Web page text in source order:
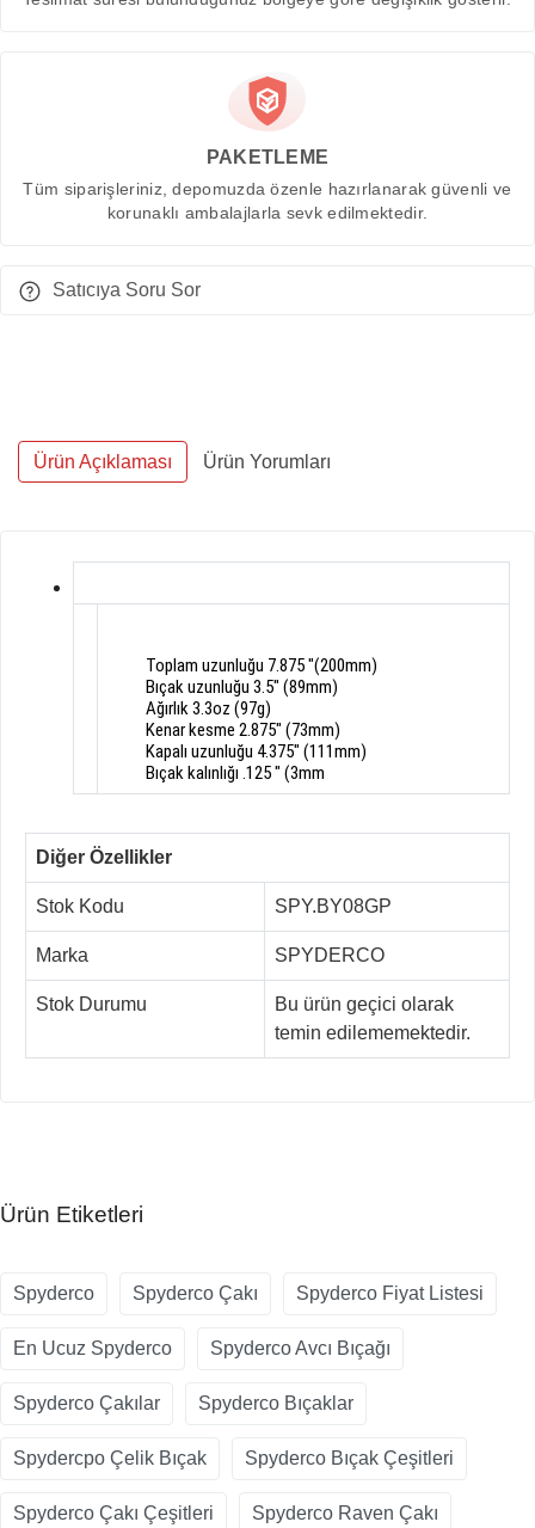
PAKETLEME
Tüm siparişleriniz, depomuzda özenle hazırlanarak güvenli ve
korunaklı ambalajlarla sevk edilmektedir.
Satıcıya Soru Sor
Ürün Açıklaması Ürün Yorumları
Toplam uzunluğu 7.875"(200mm)
Bıçakuzunluğu 3.5" (89mm)
Ağırlık3.3oz (97g)
Kenar kesme 2.875" (73mm)
Kapalı uzunluğu 4.375" (111mm)
Bıçak kalınlığı .125" (3mm
Diğer Özellikler
Stok Kodu SPY.BY08GP
Marka SPYDERCO
Stok Durumu
Bu ürün geçici olarak
temin edilememektedir.
Ürün Etiketleri
Spyderco Spyderco Çakı Spyderco Fiyat Listesi
En Ucuz Spyderco Spyderco Avcı Bıçağı
Spyderco Çakılar Spyderco Bıçaklar
Spydercpo Çelik Bıçak Spyderco Bıçak Çeşitleri
Spyderco Çakı Çeşitleri Spyderco Raven Çakı